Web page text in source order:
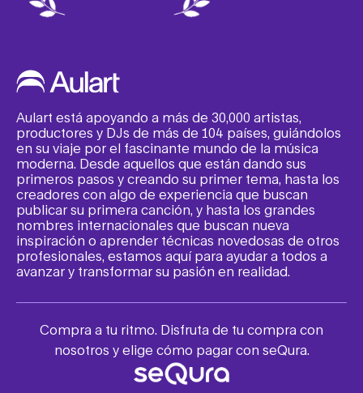
Aulart está apoyando a más de 30,000 artistas,
productores y DJs de más de 104 países, guiándolos
en su viaje por el fascinante mundo de la música
moderna. Desde aquellos que están dando sus
primeros pasos y creando su primer tema, hasta los
creadores con algo de experiencia que buscan
publicar su primera canción, y hasta los grandes
nombres internacionales que buscan nueva
inspiración o aprender técnicas novedosas de otros
profesionales, estamos aquí para ayudar a todos a
avanzar y transformar su pasión en realidad.
Compra a tu ritmo. Disfruta de tu compra con
nosotros y elige cómo pagar con seQura.